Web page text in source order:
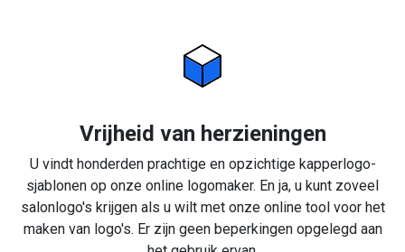
Vrijheid van herzieningen
U vindt honderden prachtige en opzichtige kapperlogo-
sjablonen op onze online logomaker. En ja, u kunt zoveel
salonlogo's krijgen als u wilt met onze online tool voor het
maken van logo's. Er zijn geen beperkingen opgelegd aan